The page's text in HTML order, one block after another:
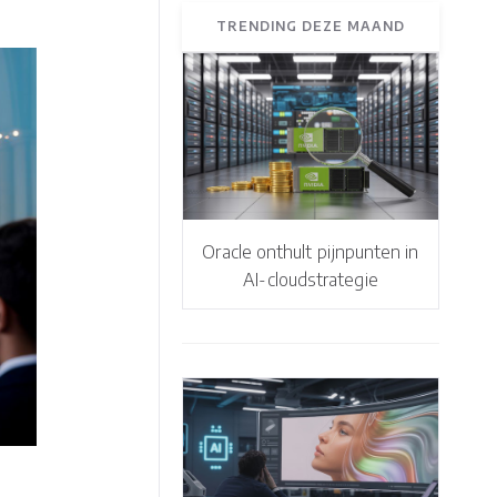
TRENDING DEZE MAAND
Oracle onthult pijnpunten in
AI-cloudstrategie